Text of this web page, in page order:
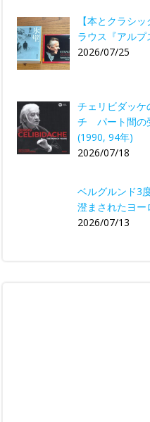
【本とクラシ
ラウス『アルプ
2026/07/25
チェリビダッケ
チ パート間の
(1990, 94年)
2026/07/18
ベルグルンド3
澄まされたヨ
2026/07/13